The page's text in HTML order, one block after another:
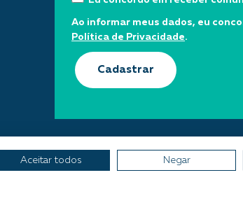
Ao informar meus dados, eu
Política de Privacidade.
Cadastrar
Aceitar todos Negar